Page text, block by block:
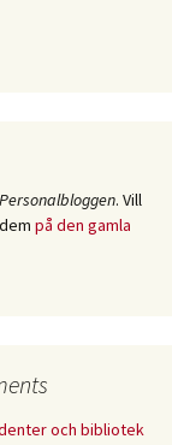
Personalbloggen. Vill
på den gamla
och bibliotek